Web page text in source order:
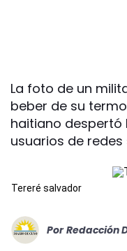
La foto de un
beber de su
haitiano despertó
usuarios de redes
Tereré salvador
Por Redacción